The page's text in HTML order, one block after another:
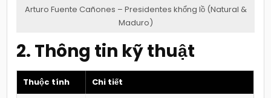
Arturo Fuente Cañones – Presidentes khổng lồ (Natural &
Maduro)
2. Thông tin kỹ thuật
Thuộc tính Chi tiết